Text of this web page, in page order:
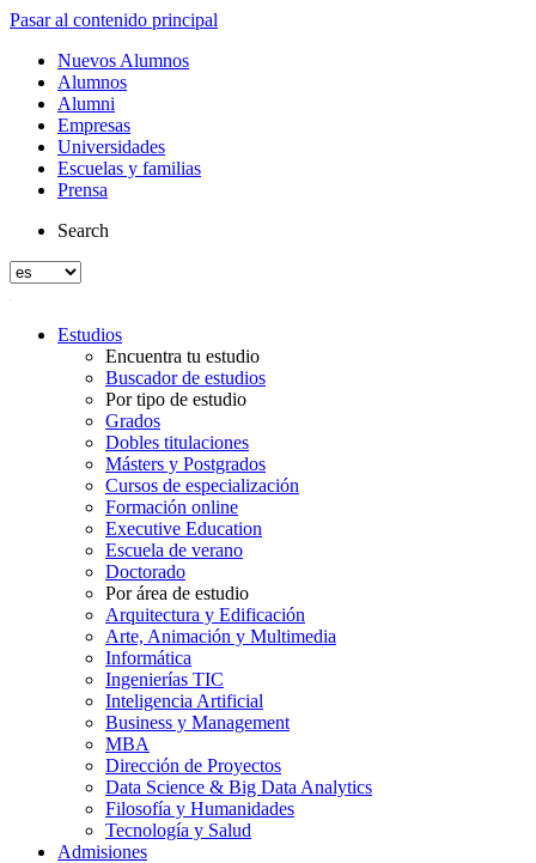
Pasar al contenido principal
Nuevos Alumnos
Alumnos
Alumni
Empresas
Universidades
Escuelas y familias
Prensa
Search
Estudios
Encuentra tu estudio
Buscador de estudios
Por tipo de estudio
Grados
Dobles titulaciones
Másters y Postgrados
Cursos de especialización
Formación online
Executive Education
Escuela de verano
Doctorado
Por área de estudio
Arquitectura y Edificación
Arte, Animación y Multimedia
Informática
Ingenierías TIC
Inteligencia Artificial
Business y Management
MBA
Dirección de Proyectos
Data Science & Big Data Analytics
Filosofía y Humanidades
Tecnología y Salud
Admisiones